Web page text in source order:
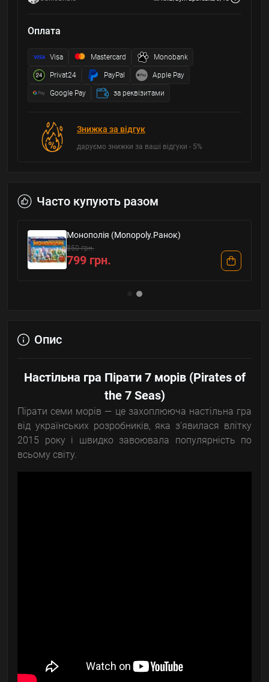
Оплата
Visa Mastercard Monobank
Privat24 PayPal Apple Pay
Google Pay за реквізитами
Знижка за відгук
даруємо знижки за ваші відгуки - 5%
Часто купують разом
Монополія (Monopoly.Ранок)
850 грн.
799 грн.
Опис
Настільна гра Пірати 7 морів (Pirates of
the 7 Seas)
Пірати семи морів — це захоплююча настільна гра
від українських розробників, яка з'явилася влітку
2015 року і швидко завоювала популярність по
всьому світу.